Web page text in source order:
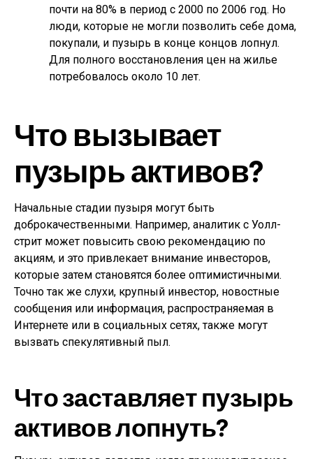
почти на 80% в период с 2000 по 2006 год. Но
люди, которые не могли позволить себе дома,
покупали, и пузырь в конце концов лопнул.
Для полного восстановления цен на жилье
потребовалось около 10 лет.
Что вызывает
пузырь активов?
Начальные стадии пузыря могут быть
доброкачественными. Например, аналитик с Уолл-
стрит может повысить свою рекомендацию по
акциям, и это привлекает внимание инвесторов,
которые затем становятся более оптимистичными.
Точно так же слухи, крупный инвестор, новостные
сообщения или информация, распространяемая в
Интернете или в социальных сетях, также могут
вызвать спекулятивный пыл.
Что заставляет пузырь
активов лопнуть?